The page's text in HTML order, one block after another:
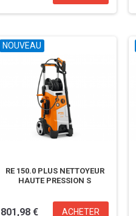
NOUVEAU
RE 150.0 PLUS NETTOYEUR
HAUTE PRESSION S
801,98 € ACHETER